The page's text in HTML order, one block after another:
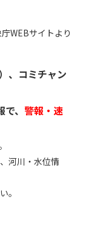
ファミリー
WEBサイトより
、コミチャン
、 警報・速
河川・水位情
。